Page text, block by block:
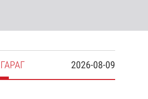
2026-08-09
ГАРАГ